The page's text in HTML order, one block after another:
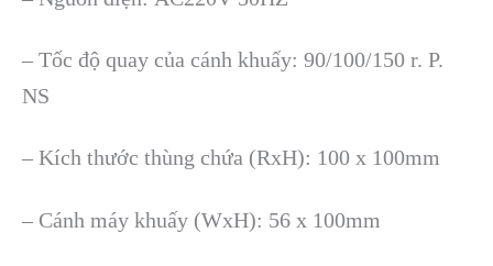
– Tốc độ quay của cánh khuấy: 90/100/150 r. P.
NS
– Kích thước thùng chứa (RxH): 100 x 100mm
– Cánh máy khuấy (WxH): 56 x 100mm